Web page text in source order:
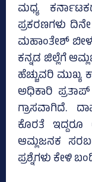
ಮಧ್ಯ
ಪ್ರಕರಣಗಳು ದಿನೇ
ಮಹಾಂತೇಶ್‌
ಕನ್ನಡ ಜಿಲ್ಲೆಗೆ
ಹೆಚ್ಚುವರಿ
ಅಧಿಕಾರಿ
ಗ್ರಾಸವಾಗಿದೆ.
ಕೊರತೆ ಇದ್ದರೂ
ಆಮ್ಲಜನಕ
ಪ್ರಶ್ನೆಗಳು ಕೇಳಿ